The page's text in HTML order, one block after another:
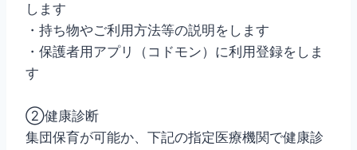
します
・持ち物やご利用方法等の説明をします
・保護者用アプリ（コドモン）に利用登録をしま
す
②健康診断
集団保育が可能か、下記の指定医療機関で健康診